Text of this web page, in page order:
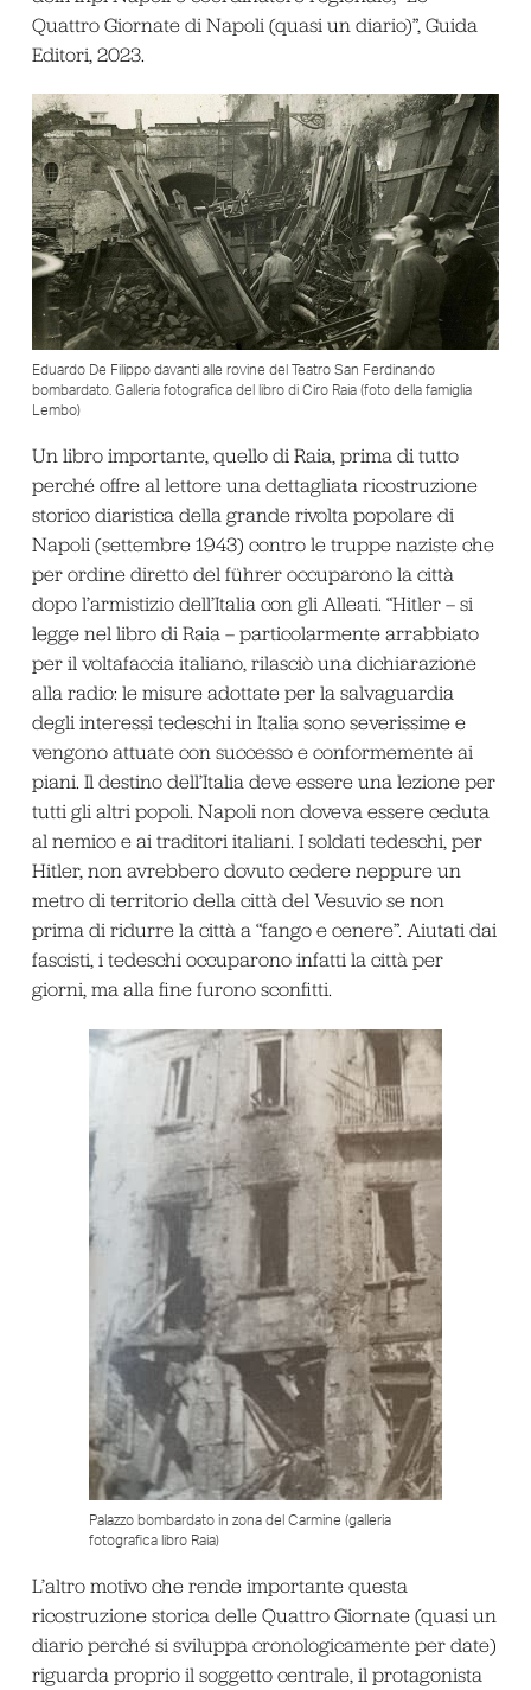
Quattro Giornate di Napoli (quasi un diario)”, Guida
Editori, 2023.
Eduardo De Filippo davanti alle rovine del Teatro San Ferdinando
bombardato. Galleria fotografica del libro di Ciro Raia (foto della famiglia
Lembo)
Un libro importante, quello di Raia, prima di tutto
perché offre al lettore una dettagliata ricostruzione
storico diaristica della grande rivolta popolare di
Napoli (settembre 1943) contro le truppe naziste che
per ordine diretto del führer occuparono la città
dopo l’armistizio dell’Italia con gli Alleati. “Hitler – si
legge nel libro di Raia – particolarmente arrabbiato
per il voltafaccia italiano, rilasciò una dichiarazione
alla radio: le misure adottate per la salvaguardia
degli interessi tedeschi in Italia sono severissime e
vengono attuate con successo e conformemente ai
piani. Il destino dell’Italia deve essere una lezione per
tutti gli altri popoli. Napoli non doveva essere ceduta
al nemico e ai traditori italiani. I soldati tedeschi, per
Hitler, non avrebbero dovuto cedere neppure un
metro di territorio della città del Vesuvio se non
prima di ridurre la città a “fango e cenere”. Aiutati dai
fascisti, i tedeschi occuparono infatti la città per
giorni, ma alla fine furono sconfitti.
Palazzo bombardato in zona del Carmine (galleria
fotografica libro Raia)
L’altro motivo che rende importante questa
ricostruzione storica delle Quattro Giornate (quasi un
diario perché si sviluppa cronologicamente per date)
riguarda proprio il soggetto centrale, il protagonista